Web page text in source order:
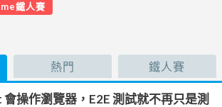
鐵人賽
熱門 鐵人賽
操作瀏覽器，E2E 測試就不再只是測